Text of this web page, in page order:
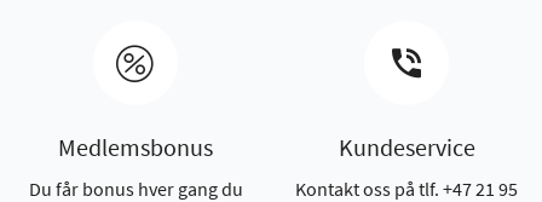
Medlemsbonus
Du får bonus hver gang du
Kundeservice
Kontakt oss på tlf. +47 21 95